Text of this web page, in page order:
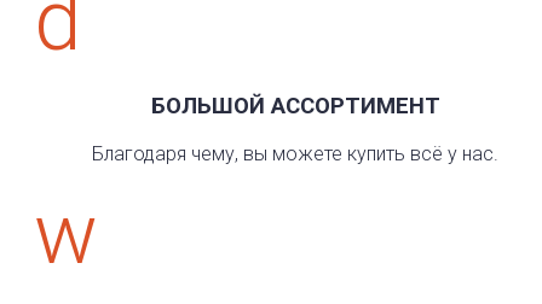
d
БОЛЬШОЙ АССОРТИМЕНТ
Благодаря чему, вы можете купить всё у нас.
w